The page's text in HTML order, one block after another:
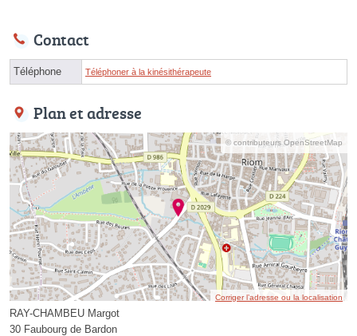
Contact
Téléphone Téléphoner à la kinésithérapeute
Plan et adresse
© contributeurs OpenStreetMap
Corriger l’adresse ou la localisation
RAY-CHAMBEU Margot
30 Faubourg de Bardon